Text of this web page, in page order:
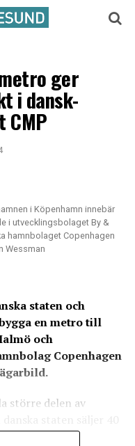
ger
i dansk-
CMP
i Köpenhamn innebär
i utvecklingsbolaget By &
hamnbolaget Copenhagen
Wessman
staten och
en metro till
och
Copenhagen
större delen av